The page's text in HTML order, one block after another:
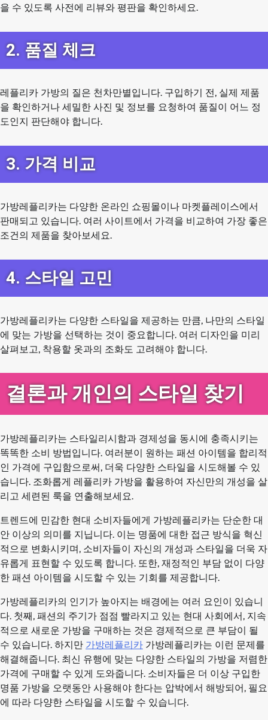
을 수 있도록 사전에 리뷰와 평판을 확인하세요.
2. 품질 체크
레플리카 가방의 질은 천차만별입니다. 구입하기 전, 실제 제품
을 확인하거나 세밀한 사진 및 정보를 요청하여 품질이 어느 정
도인지 판단해야 합니다.
3. 가격 비교
가방레플리카는 다양한 온라인 쇼핑몰이나 마켓플레이스에서
판매되고 있습니다. 여러 사이트에서 가격을 비교하여 가장 좋은
조건의 제품을 찾아보세요.
4. 스타일 고민
가방레플리카는 다양한 스타일을 제공하는 만큼, 나만의 스타일
에 맞는 가방을 선택하는 것이 중요합니다. 여러 디자인을 미리
살펴보고, 착용할 옷과의 조화도 고려해야 합니다.
결론과 개인의 스타일 찾기
가방레플리카는 스타일리시함과 경제성을 동시에 충족시키는
똑똑한 소비 방법입니다. 여러분이 원하는 패션 아이템을 합리적
인 가격에 구입함으로써, 더욱 다양한 스타일을 시도해볼 수 있
습니다. 조화롭게 레플리카 가방을 활용하여 자신만의 개성을 살
리고 세련된 룩을 연출해보세요.
트렌드에 민감한 현대 소비자들에게 가방레플리카는 단순한 대
안 이상의 의미를 지닙니다. 이는 명품에 대한 접근 방식을 혁신
적으로 변화시키며, 소비자들이 자신의 개성과 스타일을 더욱 자
유롭게 표현할 수 있도록 합니다. 또한, 재정적인 부담 없이 다양
한 패션 아이템을 시도할 수 있는 기회를 제공합니다.
가방레플리카의 인기가 높아지는 배경에는 여러 요인이 있습니
다. 첫째, 패션의 주기가 점점 빨라지고 있는 현대 사회에서, 지속
적으로 새로운 가방을 구매하는 것은 경제적으로 큰 부담이 될
수 있습니다. 하지만 가방레플리카 가방레플리카는 이런 문제를
해결해줍니다. 최신 유행에 맞는 다양한 스타일의 가방을 저렴한
가격에 구매할 수 있게 도와줍니다. 소비자들은 더 이상 구입한
명품 가방을 오랫동안 사용해야 한다는 압박에서 해방되어, 필요
에 따라 다양한 스타일을 시도할 수 있습니다.